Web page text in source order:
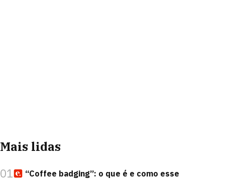
Mais lidas
01
“Coffee badging”: o que é e como esse